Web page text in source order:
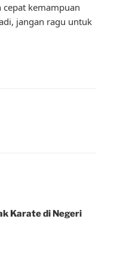
kemampuan
jangan ragu untuk
Karate di Negeri